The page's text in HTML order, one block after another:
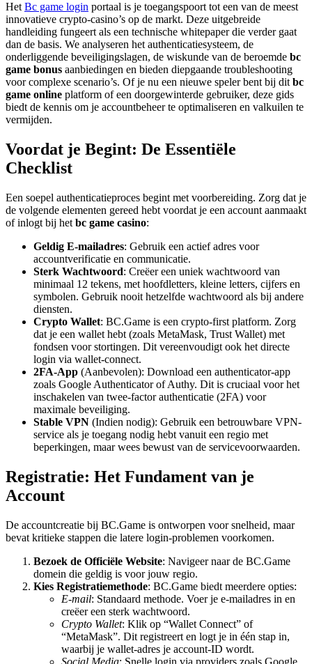
Het Bc game login portaal is je toegangspoort tot een van de meest
innovatieve crypto-casino’s op de markt. Deze uitgebreide
handleiding fungeert als een technische whitepaper die verder gaat
dan de basis. We analyseren het authenticatiesysteem, de
onderliggende beveiligingslagen, de wiskunde van de beroemde bc
game bonus aanbiedingen en bieden diepgaande troubleshooting
voor complexe scenario’s. Of je nu een nieuwe speler bent bij dit bc
game online platform of een doorgewinterde gebruiker, deze gids
biedt de kennis om je accountbeheer te optimaliseren en valkuilen te
vermijden.
Voordat je Begint: De Essentiële
Checklist
Een soepel authenticatieproces begint met voorbereiding. Zorg dat je
de volgende elementen gereed hebt voordat je een account aanmaakt
of inlogt bij het bc game casino:
Geldig E-mailadres: Gebruik een actief adres voor
accountverificatie en communicatie.
Sterk Wachtwoord: Creëer een uniek wachtwoord van
minimaal 12 tekens, met hoofdletters, kleine letters, cijfers en
symbolen. Gebruik nooit hetzelfde wachtwoord als bij andere
diensten.
Crypto Wallet: BC.Game is een crypto-first platform. Zorg
dat je een wallet hebt (zoals MetaMask, Trust Wallet) met
fondsen voor stortingen. Dit vereenvoudigt ook het directe
login via wallet-connect.
2FA-App (Aanbevolen): Download een authenticator-app
zoals Google Authenticator of Authy. Dit is cruciaal voor het
inschakelen van twee-factor authenticatie (2FA) voor
maximale beveiliging.
Stable VPN (Indien nodig): Gebruik een betrouwbare VPN-
service als je toegang nodig hebt vanuit een regio met
beperkingen, maar wees bewust van de servicevoorwaarden.
Registratie: Het Fundament van je
Account
De accountcreatie bij BC.Game is ontworpen voor snelheid, maar
bevat kritieke stappen die latere login-problemen voorkomen.
Bezoek de Officiële Website: Navigeer naar de BC.Game
domein die geldig is voor jouw regio.
Kies Registratiemethode: BC.Game biedt meerdere opties:
E-mail: Standaard methode. Voer je e-mailadres in en
creëer een sterk wachtwoord.
Crypto Wallet: Klik op “Wallet Connect” of
“MetaMask”. Dit registreert en logt je in één stap in,
waarbij je wallet-adres je account-ID wordt.
Social Media: Snelle login via providers zoals Google